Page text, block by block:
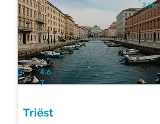
4.6
7
Triëst
2 Hr